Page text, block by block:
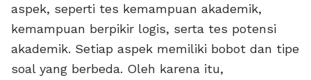
aspek, seperti tes kemampuan akademik,
kemampuan berpikir logis, serta tes potensi
akademik. Setiap aspek memiliki bobot dan tipe
soal yang berbeda. Oleh karena itu,